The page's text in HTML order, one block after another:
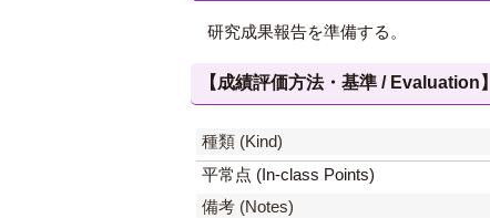
研究成果報告を準備する。
【成績評価方法・基準 / Evaluation】
種類 (Kind)
平常点 (In-class Points)
備考 (Notes)